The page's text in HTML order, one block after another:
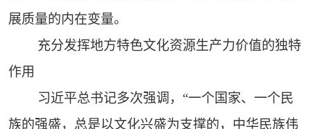
展质量的内在变量。
充分发挥地方特色文化资源生产力价值的独特
作用
习近平总书记多次强调，“一个国家、一个民
族的强盛，总是以文化兴盛为支撑的，中华民族伟